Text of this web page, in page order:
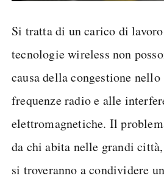
Si tratta di un carico di
tecnologie wireless non
causa della congestione
frequenze radio e alle
elettromagnetiche. Il
da chi abita nelle grandi
si troveranno a condividere